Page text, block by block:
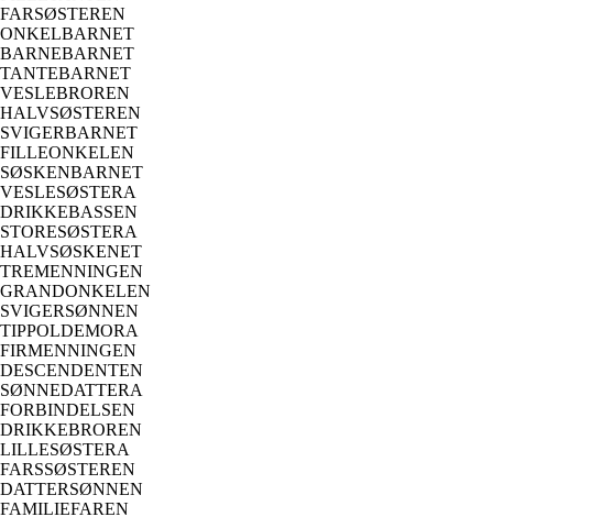
FARSØSTEREN
ONKELBARNET
BARNEBARNET
TANTEBARNET
VESLEBROREN
HALVSØSTEREN
SVIGERBARNET
FILLEONKELEN
SØSKENBARNET
VESLESØSTERA
DRIKKEBASSEN
STORESØSTERA
HALVSØSKENET
TREMENNINGEN
GRANDONKELEN
SVIGERSØNNEN
TIPPOLDEMORA
FIRMENNINGEN
DESCENDENTEN
SØNNEDATTERA
FORBINDELSEN
DRIKKEBROREN
LILLESØSTERA
FARSSØSTEREN
DATTERSØNNEN
FAMILIEFAREN